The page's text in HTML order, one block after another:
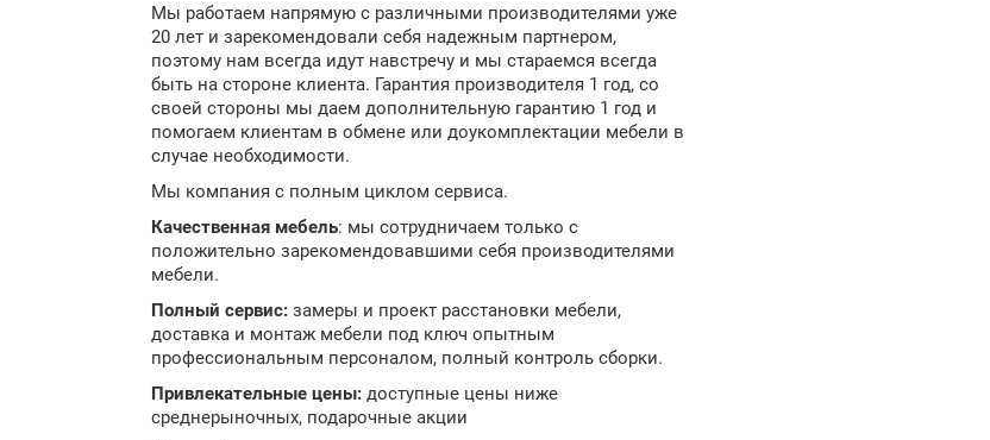
Мы работаем напрямую с различными производителями уже
20 лет и зарекомендовали себя надежным партнером,
поэтому нам всегда идут навстречу и мы стараемся всегда
быть на стороне клиента. Гарантия производителя 1 год, со
своей стороны мы даем дополнительную гарантию 1 год и
помогаем клиентам в обмене или доукомплектации мебели в
случае необходимости.
Мы компания с полным циклом сервиса.
Качественная мебель: мы сотрудничаем только с
положительно зарекомендовавшими себя производителями
мебели.
Полный сервис: замеры и проект расстановки мебели,
доставка и монтаж мебели под ключ опытным
профессиональным персоналом, полный контроль сборки.
Привлекательные цены: доступные цены ниже
среднерыночных, подарочные акции